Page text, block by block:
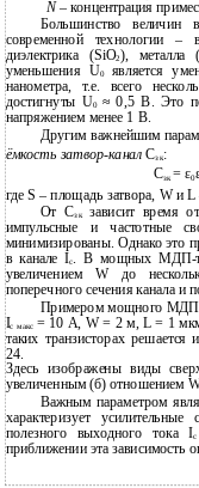
N –концентрация
Большинство величин
современной технологии –
диэлектрика (SiO2), металла
уменьшения U0 является
нанометра, т.е. всего
достигнуты U0 ≈ 0,5 В. Это
напряжением менее 1 В.
Другим важнейшим
ёмкость затвор-каналCзк:
Cзк= ε0
где S – площадь затвора, W и
От Cзк зависит время
импульсные и частотные
минимизированы. Однако это
в канале Iс. В мощных МДП-
увеличением W до
поперечного сечения канала и
Примером мощного МДП-
Ic макс = 10 А, W = 2 м, L = 1
таких транзисторах решается
24.
Здесь изображены виды
увеличенным (б) отношением
Важным параметром
характеризует
полезного выходного тока I
приближении эта зависимость